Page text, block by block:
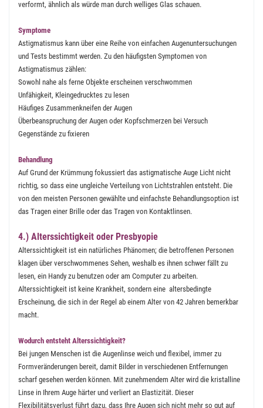
verformt, ähnlich als würde man durch welliges Glas schauen.
Symptome
Astigmatismus kann über eine Reihe von einfachen Augenuntersuchungen
und Tests bestimmt werden. Zu den häufigsten Symptomen von
Astigmatismus zählen:
Sowohl nahe als ferne Objekte erscheinen verschwommen
Unfähigkeit, Kleingedrucktes zu lesen
Häufiges Zusammenkneifen der Augen
Überbeanspruchung der Augen oder Kopfschmerzen bei Versuch
Gegenstände zu fixieren
Behandlung
Auf Grund der Krümmung fokussiert das astigmatische Auge Licht nicht
richtig, so dass eine ungleiche Verteilung von Lichtstrahlen entsteht. Die
von den meisten Personen gewählte und einfachste Behandlungsoption ist
das Tragen einer Brille oder das Tragen von Kontaktlinsen.
4.) Alterssichtigkeit oder Presbyopie
Alterssichtigkeit ist ein natürliches Phänomen; die betroffenen Personen
klagen über verschwommenes Sehen, weshalb es ihnen schwer fällt zu
lesen, ein Handy zu benutzen oder am Computer zu arbeiten.
Alterssichtigkeit ist keine Krankheit, sondern eine altersbedingte
Erscheinung, die sich in der Regel ab einem Alter von 42 Jahren bemerkbar
macht.
Wodurch entsteht Alterssichtigkeit?
Bei jungen Menschen ist die Augenlinse weich und flexibel, immer zu
Formveränderungen bereit, damit Bilder in verschiedenen Entfernungen
scharf gesehen werden können. Mit zunehmendem Alter wird die kristalline
Linse in Ihrem Auge härter und verliert an Elastizität. Dieser
Flexibilitätsverlust führt dazu, dass Ihre Augen sich nicht mehr so gut auf